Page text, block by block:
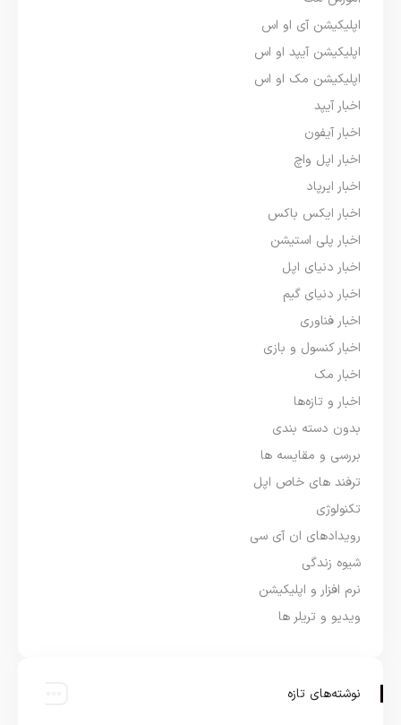
اپلیکیشن آی او اس
اپلیکیشن آیپد او اس
اپلیکیشن مک او اس
اخبار آیپد
اخبار آیفون
اخبار اپل واچ
اخبار ایرپاد
اخبار ایکس باکس
اخبار پلی استیشن
اخبار دنیای اپل
اخبار دنیای گیم
اخبار فناوری
اخبار کنسول و بازی
اخبار مک
اخبار و تازه‌ها
بدون دسته بندی
بررسی و مقایسه ها
ترفند های خاص اپل
تکنولوژی
رویدادهای ان آی سی
شیوه زندگی
نرم افزار و اپلیکیشن
ویدیو و تریلر ها
نوشته‌های تازه